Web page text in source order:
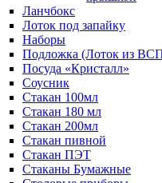
Ланчбокс
Лоток под запайку
Наборы
Подложка (Лоток из
Посуда «Кристалл»
Соусник
Стакан 100мл
Стакан 180 мл
Стакан 200мл
Стакан пивной
Стакан ПЭТ
Стаканы Бумажные